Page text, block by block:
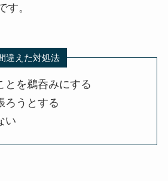
す。
違えた対処法
とを鵜呑みにする
ろうとする
い